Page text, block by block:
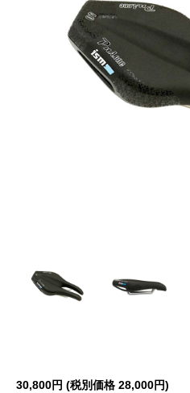
30,800円 (税別価格 28,000円)